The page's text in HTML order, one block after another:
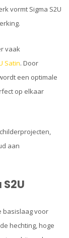
vormt Sigma S2U
vaak
Satin. Door
een optimale
op elkaar
aan
basislaag voor
hechting, hoge